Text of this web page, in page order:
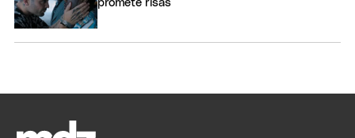
promete risas